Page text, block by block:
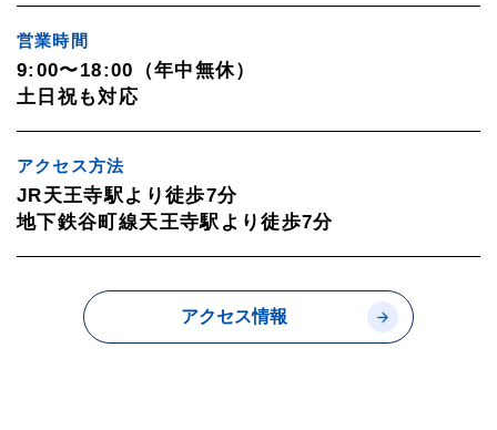
営業時間
9:00〜18:00（年中無休）
土日祝も対応
アクセス方法
JR天王寺駅より徒歩7分
地下鉄谷町線天王寺駅より徒歩7分
アクセス情報